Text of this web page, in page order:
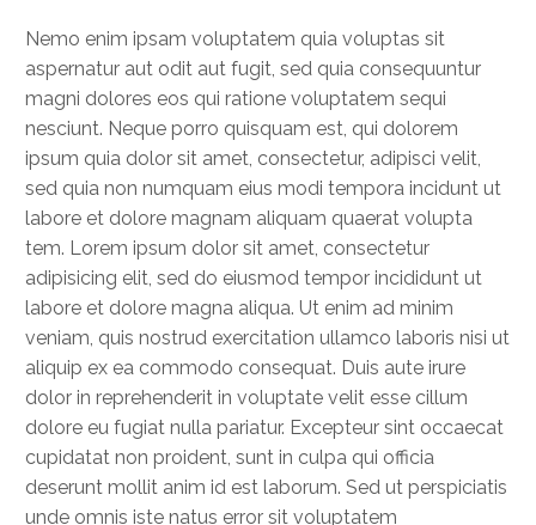
Nemo enim ipsam voluptatem quia voluptas sit
aspernatur aut odit aut fugit, sed quia consequuntur
magni dolores eos qui ratione voluptatem sequi
nesciunt. Neque porro quisquam est, qui dolorem
ipsum quia dolor sit amet, consectetur, adipisci velit,
sed quia non numquam eius modi tempora incidunt ut
labore et dolore magnam aliquam quaerat volupta
tem. Lorem ipsum dolor sit amet, consectetur
adipisicing elit, sed do eiusmod tempor incididunt ut
labore et dolore magna aliqua. Ut enim ad minim
veniam, quis nostrud exercitation ullamco laboris nisi ut
aliquip ex ea commodo consequat. Duis aute irure
dolor in reprehenderit in voluptate velit esse cillum
dolore eu fugiat nulla pariatur. Excepteur sint occaecat
cupidatat non proident, sunt in culpa qui officia
deserunt mollit anim id est laborum. Sed ut perspiciatis
unde omnis iste natus error sit voluptatem